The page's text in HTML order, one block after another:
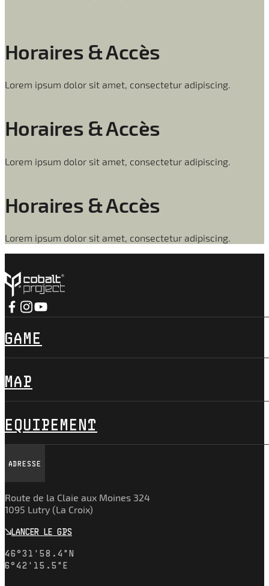
Horaires & Accès
Lorem ipsum dolor sit amet, consectetur adipiscing.
Horaires & Accès
Lorem ipsum dolor sit amet, consectetur adipiscing.
Horaires & Accès
Lorem ipsum dolor sit amet, consectetur adipiscing.
GAME
MAP
EQUIPEMENT
ADRESSE
Route de la Claie aux Moines 324
1095 Lutry (La Croix)
LANCER LE GPS
46°3 1 ' 58 . 4 " N
6°42 ' 15 . 5 " E